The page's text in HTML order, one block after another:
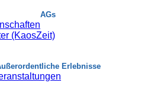
AGs
(KaosZeit)
Erlebnisse